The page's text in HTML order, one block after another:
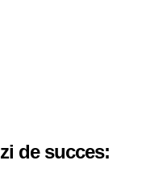
de succes: